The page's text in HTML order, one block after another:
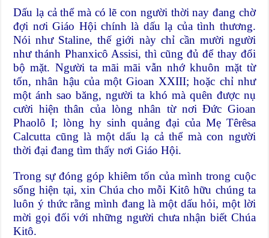
Dấu lạ cả thể mà có lẽ con người thời nay đang chờ
đợi nơi Giáo Hội chính là dấu lạ của tình thương.
Nói như Staline, thế giới này chỉ cần mười người
như thánh Phanxicô Assisi, thì cũng đủ để thay đổi
bộ mặt. Người ta mãi mãi vẫn nhớ khuôn mặt từ
tốn, nhân hậu của một Gioan XXIII; hoặc chỉ như
một ánh sao băng, người ta khó mà quên được nụ
cười hiện thân của lòng nhân từ nơi Ðức Gioan
Phaolô I; lòng hy sinh quảng đại của Mẹ Têrêsa
Calcutta cũng là một dấu lạ cả thể mà con người
thời đại đang tìm thấy nơi Giáo Hội.
Trong sự đóng góp khiêm tốn của mình trong cuộc
sống hiện tại, xin Chúa cho mỗi Kitô hữu chúng ta
luôn ý thức rằng mình đang là một dấu hỏi, một lời
mời gọi đối với những người chưa nhận biết Chúa
Kitô.